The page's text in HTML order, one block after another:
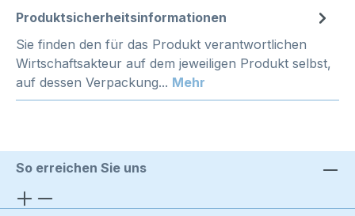
Produktsicherheitsinformationen
Sie finden den für das Produkt verantwortlichen
Wirtschaftsakteur auf dem jeweiligen Produkt selbst,
auf dessen Verpackung... Mehr
So erreichen Sie uns